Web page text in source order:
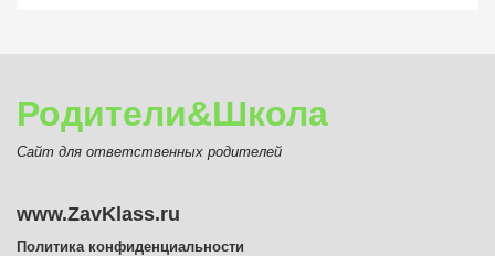
Родители&Школа
Сайт для ответственных родителей
www.ZavKlass.ru
Политика конфиденциальности